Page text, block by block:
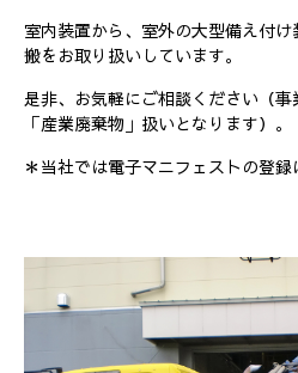
室内装置から、室外の大型備え付
搬をお取り扱いしています。
是非、お気軽にご相談ください（
「産業廃棄物」扱いとなります）。
＊当社では電子マニフェストの登録